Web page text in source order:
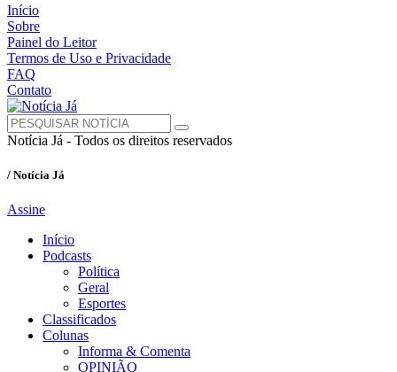
Início
Sobre
Painel do Leitor
Termos de Uso e Privacidade
FAQ
Contato
Notícia Já - Todos os direitos reservados
/ Notícia Já
Assine
Início
Podcasts
Política
Geral
Esportes
Classificados
Colunas
Informa & Comenta
OPINIÃO